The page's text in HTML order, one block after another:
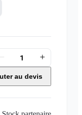
au devis